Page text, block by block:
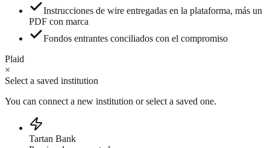
Instrucciones de wire entregadas en la plataforma, más un
PDF con marca
Fondos entrantes conciliados con el compromiso
Plaid
×
Select a saved institution
You can connect a new institution or select a saved one.
Tartan Bank